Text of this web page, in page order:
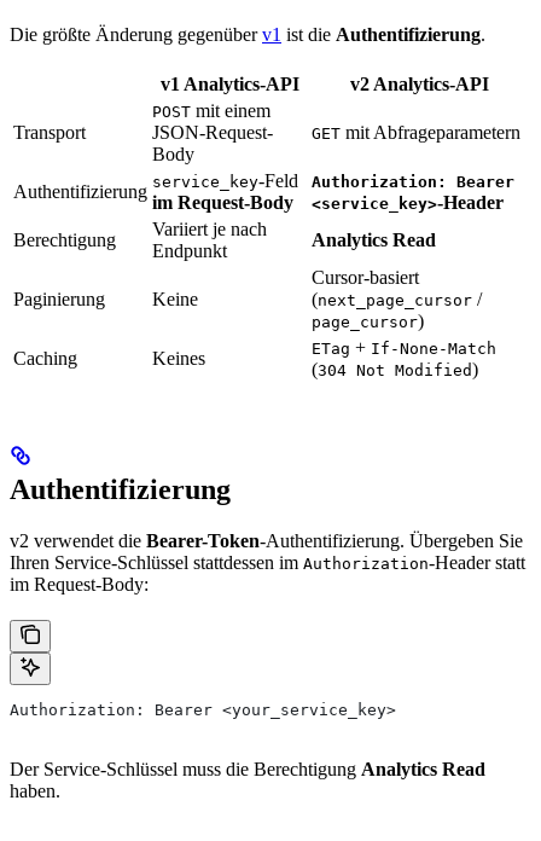
Die größte Änderung gegenüberv1 ist die Authentifizierung.
v1 Analytics-API v2 Analytics-API
Transport
POST mit einem
JSON-Request-
Body
GET mit Abfrageparametern
Authentifizierung service_key-Feld
im Request-Body
Authorization: Bearer
<service_key>-Header
Berechtigung
Variiert je nach
Endpunkt
Analytics Read
Paginierung Keine
Cursor-basiert
(next_page_cursor /
page_cursor)
Caching
Keines ETag + If-None-Match
(304 Not Modified)
Authentifizierung
v2 verwendet die Bearer-Token-Authentifizierung. Übergeben Sie
Ihren Service-Schlüssel stattdessen im Authorization-Header statt
im Request-Body:
Authorization: Bearer <your_service_key>
Der Service-Schlüssel muss die Berechtigung Analytics Read
haben.